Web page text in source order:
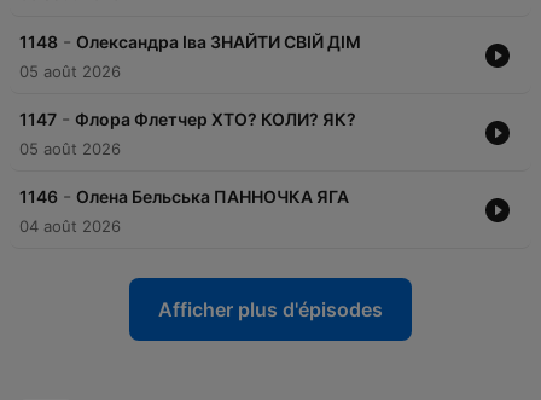
1148 - Олександра Іва ЗНАЙТИ СВІЙ ДІМ
05 août 2026
1147 - Флора Флетчер ХТО? КОЛИ? ЯК?
05 août 2026
1146 - Олена Бельська ПАННОЧКА ЯГА
04 août 2026
Afficher plus d'épisodes